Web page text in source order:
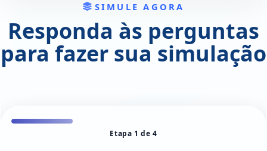
SIMULE AGORA
Responda às perguntas
para fazer sua simulação
Etapa 1 de 4